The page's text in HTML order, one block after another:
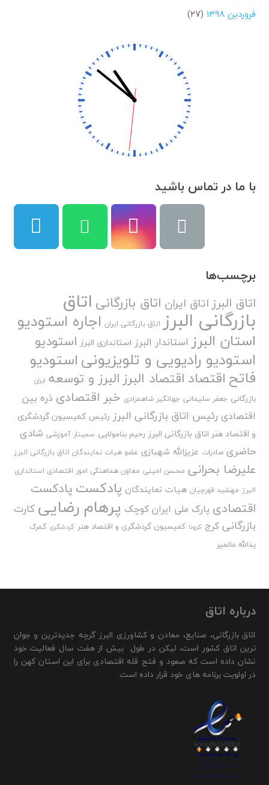
فروردین ۱۳۹۸
(۲۷)
با ما در تماس باشید
برچسب‌ها
اتاق البرزاتاق ایران اتاق بازرگانی اتاق
بازرگانی البرز اتاق بازرگانی ایران اجاره استودیو
استان البرز استاندار البرز استانداری البرز استودیو
استودیو رادیویی و تلویزیونیاستودیو
فاتح اقتصاد اقتصاد البرزالبرز و توسعه ایران
بازرگانی جعفر سلیمانی جهانگیر شاهمرادی خبر اقتصادی ذره بین
اقتصادی رئیس اتاق بازرگانی البرز رئیس کمیسیون گردشگری
و اقتصاد هنر اتاق بازرگانی البرز رحیم بنامولایی سمینار آموزشی شادی
حاضری صادرات عزیزالله شهبازی عضو هیات نمایندگان اتاق بازرگانی البرز
علیرضا بحرانی محسن امینی معاون هماهنگی امور اقتصادی استانداری
البرز مهشید قورچیان هیات نمایندگان پادکست پادکست
اقتصادی پارک ملی ایران کوچک پرهام رضایی کارت
بازرگانی کرج کرونا کمیسیون گردشگری و اقتصاد هنر گردشگری گمرک
یدالله مالمیر
درباره اتاق
اتاق بازرگانی، صنایع، معادن و کشاورزی البرز گرچه جدیدترین و جوان
ترین اتاق کشور است، لیکن در طول بیش از هفت سال فعالیت خود
نشان داده است که صعود و فتح قله اقتصادی برای این استان کهن را
در اولویت برنامه های خود قرار داده است.